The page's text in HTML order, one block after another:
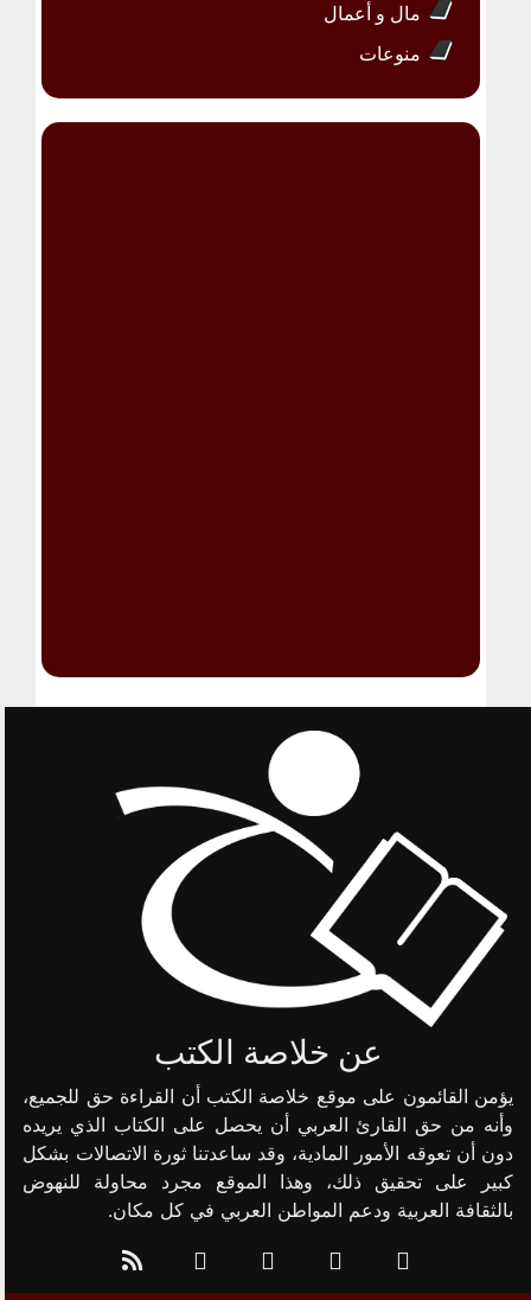
مال و أعمال
منوعات
عن خلاصة الكتب
يؤمن القائمون على موقع خلاصة الكتب أن القراءة حق للجميع،
وأنه من حق القارئ العربي أن يحصل على الكتاب الذي يريده
دون أن تعوقه الأمور المادية، وقد ساعدتنا ثورة الاتصالات بشكل
كبير على تحقيق ذلك، وهذا الموقع مجرد محاولة للنهوض
بالثقافة العربية ودعم المواطن العربي في كل مكان.